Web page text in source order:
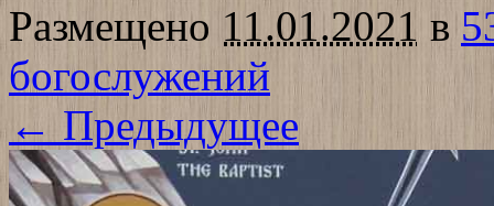
Размещено 11.01.2021 в
богослужений
← Предыдущее